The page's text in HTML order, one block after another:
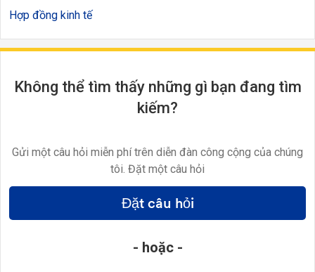
Hợp đồng kinh tế
Không thể tìm thấy những gì bạn đang tìm
kiếm?
Gửi một câu hỏi miễn phí trên diễn đàn công cộng của chúng
tôi. Đặt một câu hỏi
Đặt câu hỏi
- hoặc -